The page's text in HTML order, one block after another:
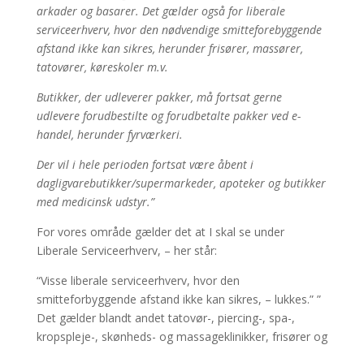
arkader og basarer. Det gælder også for liberale
serviceerhverv, hvor den nødvendige smitteforebyggende
afstand ikke kan sikres, herunder frisører, massører,
tatovører, køreskoler m.v.
Butikker, der udleverer pakker, må fortsat gerne
udlevere forudbestilte og forudbetalte pakker ved e-
handel, herunder fyrværkeri.
Der vil i hele perioden fortsat være åbent i
dagligvarebutikker/supermarkeder, apoteker og butikker
med medicinsk udstyr.”
For vores område gælder det at I skal se under
Liberale Serviceerhverv, – her står:
“Visse liberale serviceerhverv, hvor den
smitteforbyggende afstand ikke kan sikres, – lukkes.” ”
Det gælder blandt andet tatovør-, piercing-, spa-,
kropspleje-, skønheds- og massageklinikker, frisører og